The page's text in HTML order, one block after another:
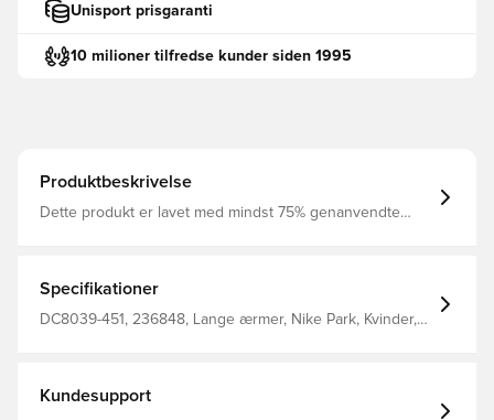
Unisport prisgaranti
10 milioner tilfredse kunder siden 1995
Produktbeskrivelse
Dette produkt er lavet med mindst 75% genanvendte
stof hjælper med at holde kroppen varm Med lommer i
siderne, hvilket giver mulighed for opbevaring af
personlige ejendele Overdel med en vandafvisende
Specifikationer
DC8039-451, 236848, Lange ærmer, Nike Park, Kvinder,
Kundesupport